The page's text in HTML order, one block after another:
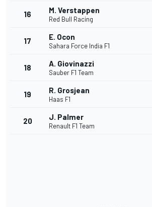
16 M. Verstappen
Red Bull Racing
17 E. Ocon
Sahara Force India F1
18 A. Giovinazzi
Sauber F1 Team
19 R. Grosjean
Haas F1
20 J. Palmer
Renault F1 Team